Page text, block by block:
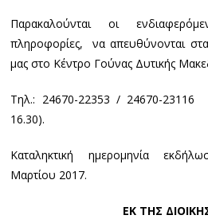
Παρακαλούνται οι
πληροφορίες, να απευθύνονται
μας στο Κέντρο Γούνας Δυτικής
Τηλ.: 24670-22353 / 24670-23116
16.30).
Καταληκτική ημερομηνία
Μαρτίου 2017.
ΕΚ ΤΗΣ